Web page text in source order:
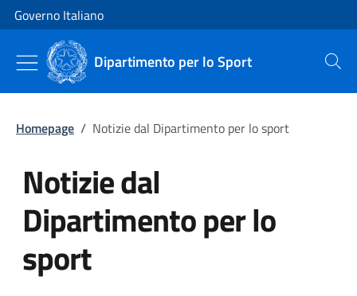
Vai al contenuto
Vai alla navigazione del sito
Governo Italiano
Dipartimento per lo Sport Cerca
Homepage / Notizie dal Dipartimento per lo sport
Notizie dal
Dipartimento per lo
sport